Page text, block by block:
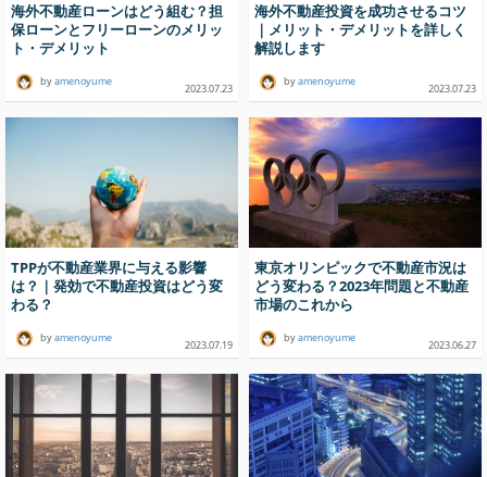
海外不動産ローンはどう組む？担
保ローンとフリーローンのメリッ
ト・デメリット
byamenoyume
2023.07.23
海外不動産投資を成功させるコツ
｜メリット・デメリットを詳しく
解説します
byamenoyume
2023.07.23
TPPが不動産業界に与える影響
は？｜発効で不動産投資はどう変
わる？
byamenoyume
2023.07.19
東京オリンピックで不動産市況は
どう変わる？2023年問題と不動産
市場のこれから
byamenoyume
2023.06.27